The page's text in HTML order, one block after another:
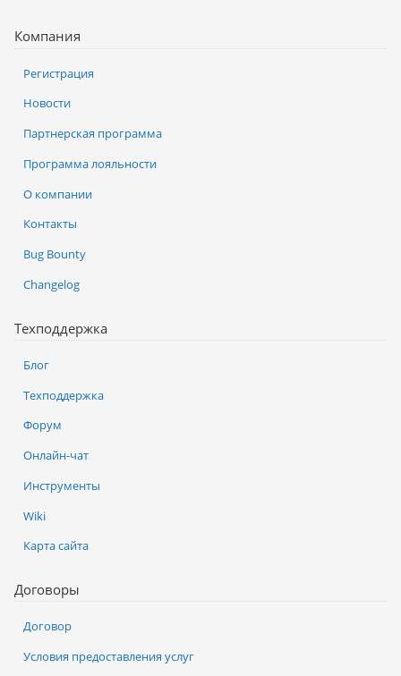
Компания
Регистрация
Новости
Партнерская программа
Программа лояльности
О компании
Контакты
Bug Bounty
Changelog
Техподдержка
Блог
Техподдержка
Форум
Онлайн-чат
Инструменты
Wiki
Карта сайта
Договоры
Договор
Условия предоставления услуг